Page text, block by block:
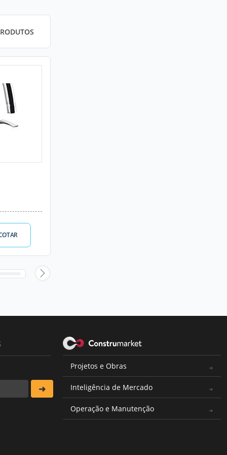
Projetos e Obras
Inteligência de Mercado
Operação e Manutenção